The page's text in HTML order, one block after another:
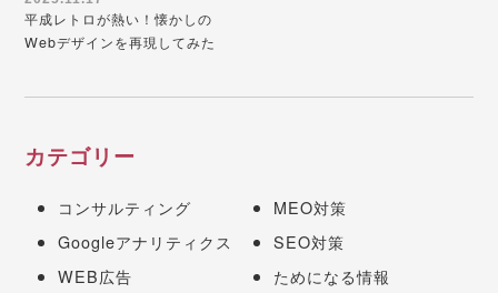
平成レトロが熱い！懐かしの
Webデザインを再現してみた
カテゴリー
コンサルティング
MEO対策
Googleアナリティクス
SEO対策
WEB広告
ためになる情報